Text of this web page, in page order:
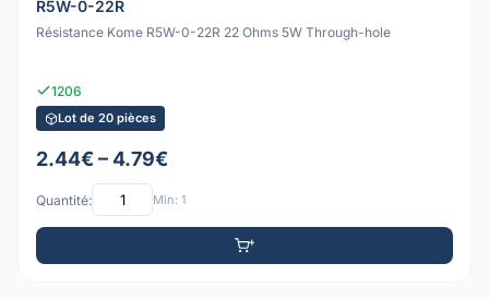
R5W-0-22R
Résistance Kome R5W-0-22R 22 Ohms 5W Through-hole
1206
Lot de 20 pièces
2.44€ – 4.79€
Quantité: Min: 1